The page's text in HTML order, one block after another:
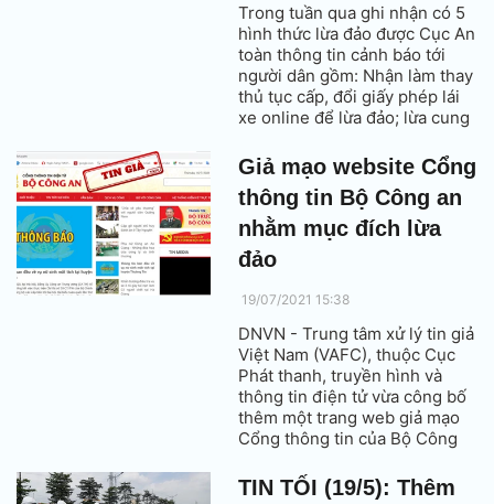
Trong tuần qua ghi nhận có 5
hình thức lừa đảo được Cục An
toàn thông tin cảnh báo tới
người dân gồm: Nhận làm thay
thủ tục cấp, đổi giấy phép lái
xe online để lừa đảo; lừa cung
lừa đảo xuất khẩu lao động
trên mạng; giả mạo trang web
của Cục An ninh mạng; giả
danh công an.
Giả mạo website Cổng
thông tin Bộ Công an
nhằm mục đích lừa
đảo
19/07/2021 15:38
DNVN - Trung tâm xử lý tin giả
Việt Nam (VAFC), thuộc Cục
Phát thanh, truyền hình và
thông tin điện tử vừa công bố
thêm một trang web giả mạo
Cổng thông tin của Bộ Công
TIN TỐI (19/5): Thêm